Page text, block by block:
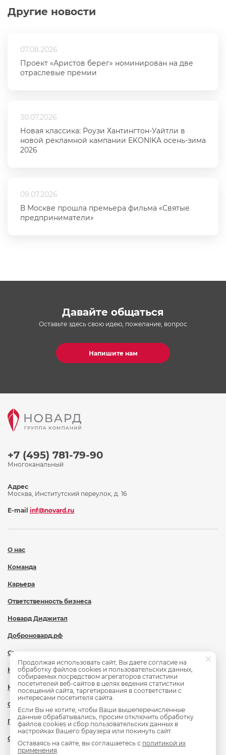
Другие новости
07.08.2026
Проект «Аристов берег» номинирован на две
отраслевые премии
30.07.2026
Новая классика: Роузи Хантингтон-Уайтли в
новой рекламной кампании EKONIKA осень-зима
2026
09.07.2026
В Москве прошла премьера фильма «Святые
предприниматели»
Давайте общаться
Оставьте здесь свою идею, пожелание, вопрос
Напишите нам
+7 (495) 781-79-90
Многоканальный
О нас
Команда
Карьера
Ответственность бизнеса
Новард Диджитал
Доброновард.рф
Статьи
Новости
Контакты
Охрана труда
Политика обработки персональных данных
Сведения об образовательной организации
Адрес
Москва, Институтский переулок, д. 16
E-mail inf@novard.ru
Продолжая использовать сайт, Вы даете согласие на
обработку файлов cookies и пользовательских данных,
собираемых посредством агрегаторов статистики
посетителей веб-сайтов в целях ведения статистики
посещений сайта, таргетирования в соответствии с
интересами посетителя сайта.
Если Вы не хотите, чтобы Ваши вышеперечисленные
данные обрабатывались, просим отключить обработку
файлов cookies и сбор пользовательских данных в
настройках Вашего браузера или покинуть сайт.
Оставаясь на сайте, вы соглашаетесь с политикой их
применения.